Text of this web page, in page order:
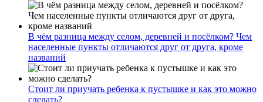
В чём разница между селом, деревней и посёлком? Чем
населенные пункты отличаются друг от друга, кроме
названий
Стоит ли приучать ребенка к пустышке и как это можно
сделать?